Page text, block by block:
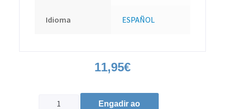
Idioma ESPAÑOL
11,95€
Engadir ao